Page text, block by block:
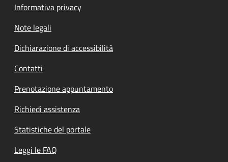
Informativa privacy
Note legali
Dichiarazione di accessibilità
Contatti
Prenotazione appuntamento
Richiedi assistenza
Statistiche del portale
Leggi le FAQ